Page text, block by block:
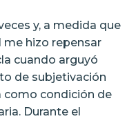
y, a medida que
me hizo repensar
cuando arguyó
de subjetivación
como condición de
Durante el